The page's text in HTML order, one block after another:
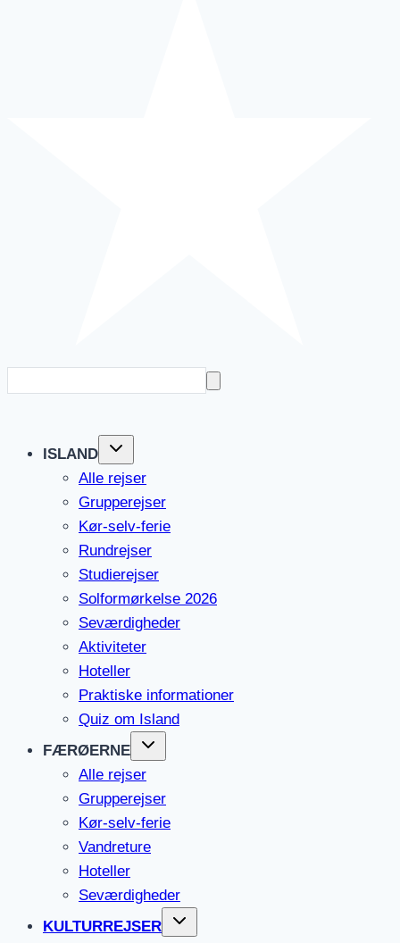
ISLAND
Alle rejser
Grupperejser
Kør-selv-ferie
Rundrejser
Studierejser
Solformørkelse 2026
Seværdigheder
Aktiviteter
Hoteller
Praktiske informationer
Quiz om Island
FÆRØERNE
Alle rejser
Grupperejser
Kør-selv-ferie
Vandreture
Hoteller
Seværdigheder
KULTURREJSER